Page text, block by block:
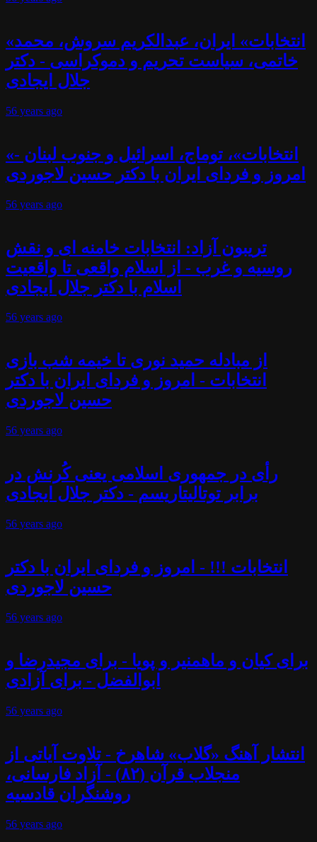
«انتخابات» ایران، عبدالکریم سروش، محمد
خاتمی، سیاست تحریم و دموکراسی - دکتر
جلال ایجادی
56 years ago
«انتخابات»، توماج، اسرائیل و جنوب لبنان -
امروز و فردای ایران با دکتر حسین لاجوردی
56 years ago
تریبون آزاد: انتخابات خامنه ای و نقش
روسیه و غرب - از اسلام واقعی تا واقعیت
اسلام با دکتر جلال ایجادی
56 years ago
از مبادله حمید نوری تا خیمه شب بازی
انتخابات - امروز و فردای ایران با دکتر
حسین لاجوردی
56 years ago
رأی در جمهوری اسلامی یعنی کُرنش در
برابر توتالیتاریسم - دکتر جلال ایجادی
56 years ago
انتخابات !!! - امروز و فردای ایران با دکتر
حسین لاجوردی
56 years ago
برای کیان و ماهمنیر و پویا - برای مجیدرضا و
ابوالفضل - برای آزادی
56 years ago
انتشار آهنگ «گلاب» شاهرخ - تلاوت آیاتی از
منجلاب قرآن (۸۲) - آزاد فارسانی،
روشنگران قادسیه
56 years ago